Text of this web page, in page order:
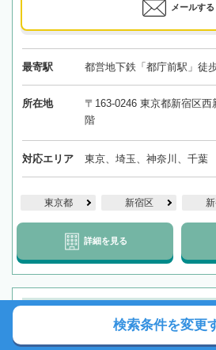
メールする
最寄駅 都営地下鉄「都庁前駅」徒
所在地
〒163-0246 東京都新宿区
階
対応エリア 東京、埼玉、神奈川、千葉
東京都 新宿区
詳細を見る
【飯田橋駅徒歩3分】お客様目線の
の解決実績多数！相続のお悩みを誠
しやすい法律事務所
検索条件を変更